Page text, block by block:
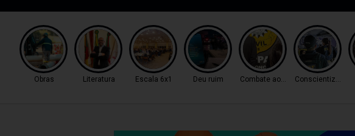
Obras Literatura Escala 6x1 Deu ruim Combate ao TráficoConscientização